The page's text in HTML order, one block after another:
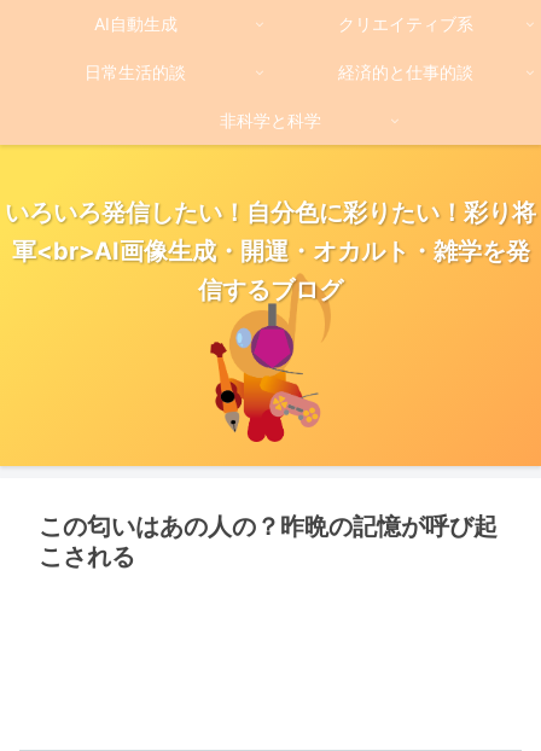
いろいろ発信したい！自分色に彩りたい！彩り将
軍<br>AI画像生成・開運・オカルト・雑学を発
信するブログ
AI自動生成 クリエイティブ系
日常生活的談 経済的と仕事的談
非科学と科学
この匂いはあの人の？昨晩の記憶が呼び起
こされる